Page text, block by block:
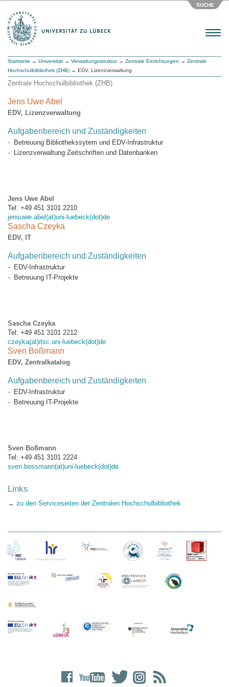
SUCHE
Menu
Startseite → Universität → Verwaltungsstruktur→ Zentrale Einrichtungen → Zentrale
Hochschulbibliothek (ZHB) → EDV, Lizenzverwaltung
Zentrale Hochschulbibliothek (ZHB)
Jens Uwe Abel
EDV, Lizenzverwaltung
Aufgabenbereich und Zuständigkeiten
Betreuung Bibliothekssytem und EDV-Infrastruktur
Lizenzverwaltung Zeitschriften und Datenbanken
Jens Uwe Abel
Tel: +49 451 3101 2210
jensuwe.abel(at)uni-luebeck(dot)de
Sascha Czeyka
EDV, IT
Aufgabenbereich und Zuständigkeiten
EDV-Infrastruktur
Betreuung IT-Projekte
Sascha Czeyka
Tel: +49 451 3101 2212
czeyka(at)itsc.uni-luebeck(dot)de
Sven Boßmann
EDV, Zentralkatalog
Aufgabenbereich und Zuständigkeiten
EDV-Infrastruktur
Betreuung IT-Projekte
Sven Boßmann
Tel: +49 451 3101 2224
sven.bossmann(at)uni-luebeck(dot)de
Links
→ zu den Serviceseiten der Zentralen Hochschulbibliothek